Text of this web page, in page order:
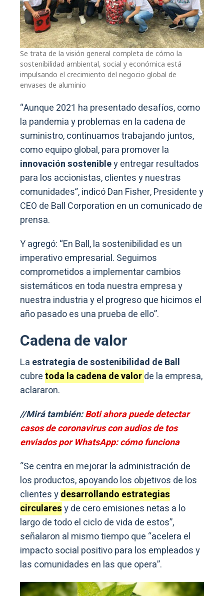
Se trata de la visión general completa de cómo la
sostenibilidad ambiental, social y económica está
impulsando el crecimiento del negocio global de
envases de aluminio
“Aunque 2021 ha presentado desafíos, como
la pandemia y problemas en la cadena de
suministro, continuamos trabajando juntos,
como equipo global, para promover la
innovación sostenibley entregar resultados
para los accionistas, clientes y nuestras
comunidades”, indicó Dan Fisher, Presidente y
CEO de Ball Corporation en un comunicado de
prensa.
Y agregó: “En Ball, la sostenibilidad es un
imperativo empresarial. Seguimos
comprometidos a implementar cambios
sistemáticos en toda nuestra empresa y
nuestra industria y el progreso que hicimos el
año pasado es una prueba de ello”.
Cadena de valor
La estrategia de sostenibilidad de Ball
cubretoda la cadena de valorde la empresa,
aclararon.
//Mirá también:Boti ahora puede detectar
casos de coronavirus con audios de tos
enviados por WhatsApp: cómo funciona
“Se centra en mejorar la administración de
los productos, apoyando los objetivos de los
clientes ydesarrollando estrategias
circularesy de cero emisiones netas a lo
largo de todo el ciclo de vida de estos”,
señalaron al mismo tiempo que “acelera el
impacto social positivo para los empleados y
las comunidades en las que opera”.